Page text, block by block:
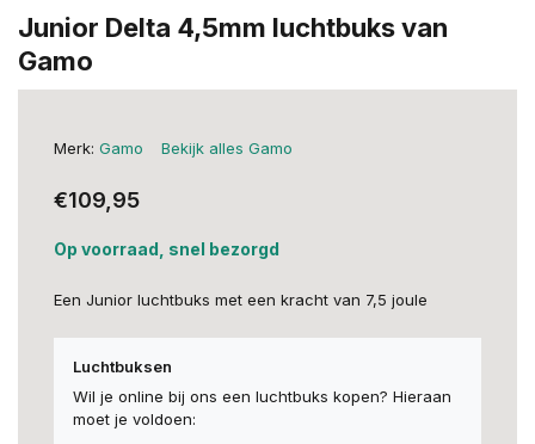
Junior Delta 4,5mm luchtbuks van
Gamo
Merk: Gamo Bekijk alles Gamo
€109,95
Op voorraad, snel bezorgd
Een Junior luchtbuks met een kracht van 7,5 joule
Luchtbuksen
Wil je online bij ons een luchtbuks kopen? Hieraan
moet je voldoen: